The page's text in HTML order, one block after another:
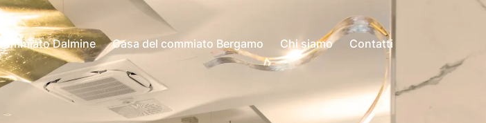
Dalmine Casa del commiato Bergamo Chi siamo Contatti